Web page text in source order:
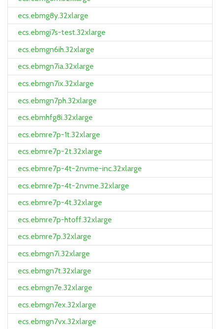
ecs.ebmg8y.32xlarge
ecs.ebmgi7s-test.32xlarge
ecs.ebmgn6ih.32xlarge
ecs.ebmgn7ia.32xlarge
ecs.ebmgn7ix.32xlarge
ecs.ebmgn7ph.32xlarge
ecs.ebmhfg8i.32xlarge
ecs.ebmre7p-1t.32xlarge
ecs.ebmre7p-2t.32xlarge
ecs.ebmre7p-4t-2nvme-inc.32xlarge
ecs.ebmre7p-4t-2nvme.32xlarge
ecs.ebmre7p-4t.32xlarge
ecs.ebmre7p-htoff.32xlarge
ecs.ebmre7p.32xlarge
ecs.ebmgn7i.32xlarge
ecs.ebmgn7t.32xlarge
ecs.ebmgn7e.32xlarge
ecs.ebmgn7ex.32xlarge
ecs.ebmgn7vx.32xlarge